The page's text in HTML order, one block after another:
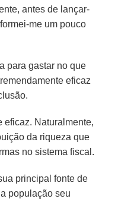
antes de lançar-
me um pouco
para gastar no que
eficaz
eficaz. Naturalmente,
da riqueza que
no sistema fiscal.
principal fonte de
população seu